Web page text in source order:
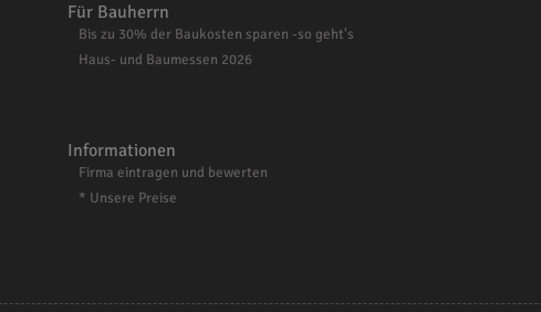
Für Bauherrn
Bis zu 30% der Baukosten sparen -so geht's
Haus- und Baumessen 2026
Informationen
Firma eintragen und bewerten
* Unsere Preise